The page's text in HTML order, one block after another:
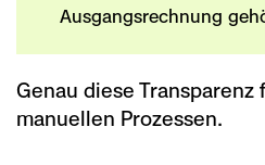
Ausgangsrechnung
Genau diese
manuellen Prozessen.